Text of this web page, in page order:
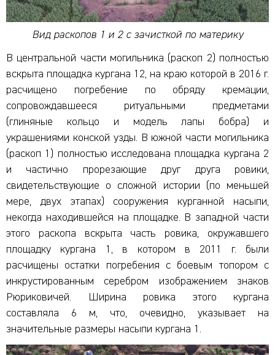
Вид раскопов 1 и 2 с зачисткой по материку
В центральной части могильника (раскоп 2) полностью
вскрыта площадка кургана 12, на краю которой в 2016 г.
расчищено погребение по обряду кремации,
сопровождавшееся ритуальными предметами
(глиняные кольцо и модель лапы бобра) и
украшениями конской узды. В южной части могильника
(раскоп 1) полностью исследована площадка кургана 2
и частично прорезающие друг друга ровики,
свидетельствующие о сложной истории (по меньшей
мере, двух этапах) сооружения курганной насыпи,
некогда находившейся на площадке. В западной части
этого раскопа вскрыта часть ровика, окружавшего
площадку кургана 1, в котором в 2011 г. были
расчищены остатки погребения с боевым топором с
инкрустированным серебром изображением знаков
Рюриковичей. Ширина ровика этого кургана
составляла 6 м, что, очевидно, указывает на
значительные размеры насыпи кургана 1.